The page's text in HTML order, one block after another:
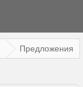
Предложения